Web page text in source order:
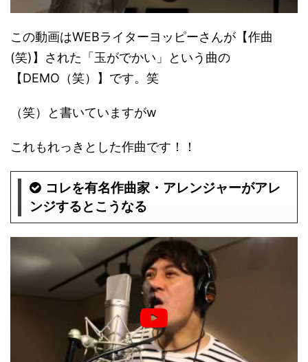
この動画はWEBライターヨッピーさんが【作曲
(笑)】された「玉がでかい」という曲の
【DEMO（笑）】です。笑
（笑）と書いていますがw
これもれっきとした作曲です！！
コレを有名作曲家・アレンジャーがアレ
ンジするとこうなる